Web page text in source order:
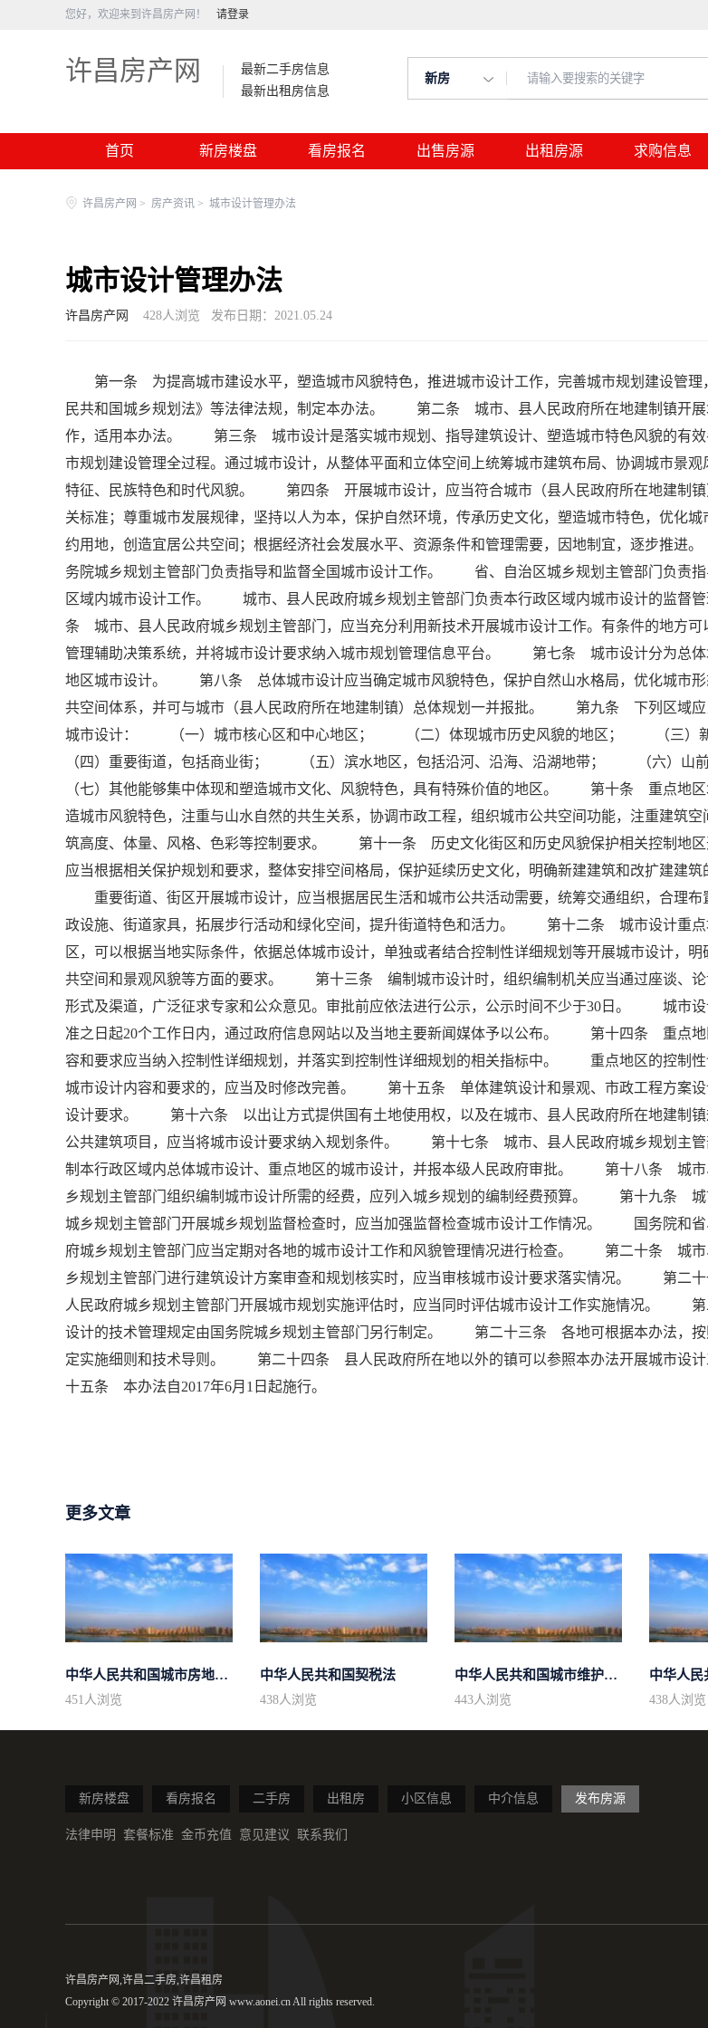
您好，欢迎来到许昌房产网！ 请登录
许昌房产网
最新二手房信息
最新出租房信息
新房
首页 新房楼盘 看房报名 出售房源 出租房源 求购信息
许昌房产网 > 房产资讯 > 城市设计管理办法
城市设计管理办法
许昌房产网 428人浏览 发布日期：2021.05.24
第一条 为提高城市建设水平，塑造城市风貌特色，推进城市设计工作，完善城市规划建设管理
民共和国城乡规划法》等法律法规，制定本办法。 第二条 城市、县人民政府所在地建制镇开展
作，适用本办法。 第三条 城市设计是落实城市规划、指导建筑设计、塑造城市特色风貌的有效
市规划建设管理全过程。通过城市设计，从整体平面和立体空间上统筹城市建筑布局、协调城市景观
特征、民族特色和时代风貌。 第四条 开展城市设计，应当符合城市（县人民政府所在地建制镇
关标准；尊重城市发展规律，坚持以人为本，保护自然环境，传承历史文化，塑造城市特色，优化城
约用地，创造宜居公共空间；根据经济社会发展水平、资源条件和管理需要，因地制宜，逐步
务院城乡规划主管部门负责指导和监督全国城市设计工作。 省、自治区城乡规划主管部门负责指
区域内城市设计工作。 城市、县人民政府城乡规划主管部门负责本行政区域内城市设计的监
条 城市、县人民政府城乡规划主管部门，应当充分利用新技术开展城市设计工作。有条件的地方可
管理辅助决策系统，并将城市设计要求纳入城市规划管理信息平台。 第七条 城市设计分为总体
地区城市设计。 第八条 总体城市设计应当确定城市风貌特色，保护自然山水格局，优化城市形
共空间体系，并可与城市（县人民政府所在地建制镇）总体规划一并报批。 第九条 下列区域应
城市设计： （一）城市核心区和中心地区； （二）体现城市历史风貌的地区； （三
（四）重要街道，包括商业街； （五）滨水地区，包括沿河、沿海、沿湖地带； （六）
（七）其他能够集中体现和塑造城市文化、风貌特色，具有特殊价值的地区。 第十条 重点地区
造城市风貌特色，注重与山水自然的共生关系，协调市政工程，组织城市公共空间功能，注重建筑空
筑高度、体量、风格、色彩等控制要求。 第十一条 历史文化街区和历史风貌保护相关控制地区
应当根据相关保护规划和要求，整体安排空间格局，保护延续历史文化，明确新建建筑和改扩建建筑
重要街道、街区开展城市设计，应当根据居民生活和城市公共活动需要，统筹交通组织，合理布
政设施、街道家具，拓展步行活动和绿化空间，提升街道特色和活力。 第十二条 城市设计重点
区，可以根据当地实际条件，依据总体城市设计，单独或者结合控制性详细规划等开展城市设计，明
共空间和景观风貌等方面的要求。 第十三条 编制城市设计时，组织编制机关应当通过座谈、论
形式及渠道，广泛征求专家和公众意见。审批前应依法进行公示，公示时间不少于30日。 城市设
准之日起20个工作日内，通过政府信息网站以及当地主要新闻媒体予以公布。 第十四条 重点地
容和要求应当纳入控制性详细规划，并落实到控制性详细规划的相关指标中。 重点地区的控制性
城市设计内容和要求的，应当及时修改完善。 第十五条 单体建筑设计和景观、市政工程方案设
设计要求。 第十六条 以出让方式提供国有土地使用权，以及在城市、县人民政府所在地建制镇
公共建筑项目，应当将城市设计要求纳入规划条件。 第十七条 城市、县人民政府城乡规划主管
制本行政区域内总体城市设计、重点地区的城市设计，并报本级人民政府审批。 第十八条 城市
乡规划主管部门组织编制城市设计所需的经费，应列入城乡规划的编制经费预算。 第十九条 城
城乡规划主管部门开展城乡规划监督检查时，应当加强监督检查城市设计工作情况。 国务院和省
府城乡规划主管部门应当定期对各地的城市设计工作和风貌管理情况进行检查。 第二十条 城市
乡规划主管部门进行建筑设计方案审查和规划核实时，应当审核城市设计要求落实情况。 第二
人民政府城乡规划主管部门开展城市规划实施评估时，应当同时评估城市设计工作实施情况。
设计的技术管理规定由国务院城乡规划主管部门另行制定。 第二十三条 各地可根据本办法，按
定实施细则和技术导则。 第二十四条 县人民政府所在地以外的镇可以参照本办法开展城市
十五条 本办法自2017年6月1日起施行。
更多文章
中华人民共和国城市房地产管理法
451人浏览
中华人民共和国契税法
438人浏览
中华人民共和国城市维护建设税法
443人浏览
中华人民
438人浏览
新房楼盘 看房报名 二手房 出租房 小区信息 中介信息 发布房源
法律申明 套餐标准 金币充值 意见建议 联系我们
许昌房产网,许昌二手房,许昌租房
Copyright © 2017-2022 许昌房产网 www.aonei.cn All rights reserved.